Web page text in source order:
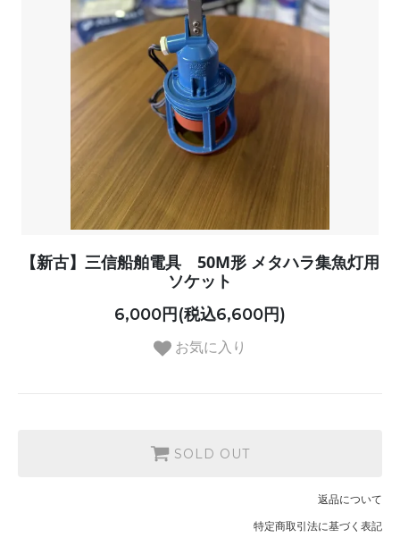
【新古】三信船舶電具 50M形 メタハラ集魚灯用
ソケット
6,000円(税込6,600円)
お気に入り
SOLD OUT
返品について
特定商取引法に基づく表記